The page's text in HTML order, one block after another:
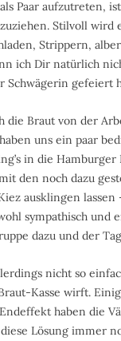
Paar aufzutreten,
Stilvoll
Strippern,
ich Dir natürlich
Schwägerin gefeiert
die Braut von der
uns ein paar
in die
den noch dazu
ausklingen
sympathisch
dazu und der
nicht so
Kasse wirft.
haben die
Lösung immer